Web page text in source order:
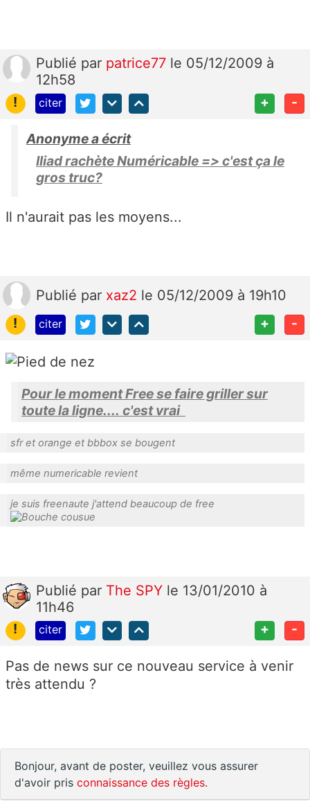
Publié par patrice77 le 05/12/2009 à
12h58
!
citer + -
Anonyme a écrit
Iliad rachète Numéricable => c'est ça le
gros truc?
Il n'aurait pas les moyens...
Publié par xaz2 le 05/12/2009 à 19h10
!
citer + -
Pour le moment Free se faire griller sur
toute la ligne.... c'est vrai
sfr et orange et bbbox se bougent
même numericable revient
je suis freenaute j'attend beaucoup de free
Publié par The SPY le 13/01/2010 à
11h46
!
citer + -
Pas de news sur ce nouveau service à venir
très attendu ?
Bonjour, avant de poster, veuillez vous assurer
d'avoir pris connaissance des règles.